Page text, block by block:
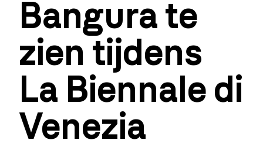
Bangura te
zien tijdens
La Biennale di
Venezia